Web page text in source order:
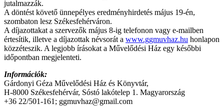
jutalmazzák.
A döntést követő ünnepélyes eredményhirdetés május 19-én,
szombaton lesz Székesfehérváron.
A díjazottakat a szervezők május 8-ig telefonon vagy e-mailben
értesítik, illetve a díjazottak névsorát a www.ggmuvhaz.hu honlapon
közzéteszik. A legjobb írásokat a Művelődési Ház egy későbbi
időpontban megjelenteti.
Információk:
Gárdonyi Géza Művelődési Ház és Könyvtár,
H-8000 Székesfehérvár, Sóstó lakótelep 1. Magyarország
+36 22/501-161; ggmuvhaz@gmail.com